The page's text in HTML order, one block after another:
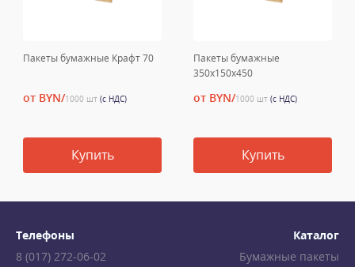
Пакеты бумажные Крафт 70
от BYN/1000 шт (с НДС)
Купить
Пакеты бумажные
350х150х450
от BYN/1000 шт (с НДС)
Купить
Телефоны
8 (017) 272-06-02
Каталог
Бумажные пакеты